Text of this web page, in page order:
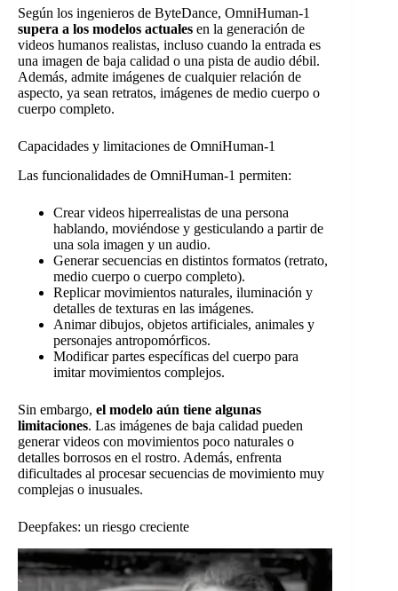
Según los ingenieros de ByteDance, OmniHuman-1
supera a los modelos actuales en la generación de
videos humanos realistas, incluso cuando la entrada es
una imagen de baja calidad o una pista de audio débil.
Además, admite imágenes de cualquier relación de
aspecto, ya sean retratos, imágenes de medio cuerpo o
cuerpo completo.
Capacidades y limitaciones de OmniHuman-1
Las funcionalidades de OmniHuman-1 permiten:
Crear videos hiperrealistas de una persona
hablando, moviéndose y gesticulando a partir de
una sola imagen y un audio.
Generar secuencias en distintos formatos (retrato,
medio cuerpo o cuerpo completo).
Replicar movimientos naturales, iluminación y
detalles de texturas en las imágenes.
Animar dibujos, objetos artificiales, animales y
personajes antropomórficos.
Modificar partes específicas del cuerpo para
imitar movimientos complejos.
Sin embargo, el modelo aún tiene algunas
limitaciones. Las imágenes de baja calidad pueden
generar videos con movimientos poco naturales o
detalles borrosos en el rostro. Además, enfrenta
dificultades al procesar secuencias de movimiento muy
complejas o inusuales.
Deepfakes: un riesgo creciente